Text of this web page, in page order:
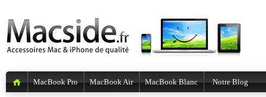
MacBook Pro MacBook Air MacBook Blanc Notre Blog